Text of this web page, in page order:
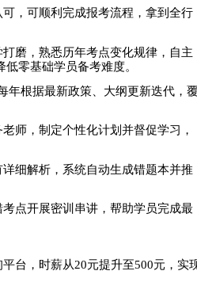
，可顺利完成报考流程，拿到全行
磨，熟悉历年考点变化规律，自主
零基础学员备考难度。
年根据最新政策、大纲更新迭代，覆
师，制定个性化计划并督促学习，
细解析，系统自动生成错题本并推
点开展密训串讲，帮助学员完成最
台，时薪从20元提升至500元，实